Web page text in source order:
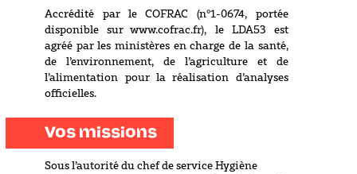
Accrédité par le COFRAC (n°1-0674, portée
disponible sur www.cofrac.fr), le LDA53 est
agréé par les ministères en charge de la santé,
de l’environnement, de l’agriculture et de
l’alimentation pour la réalisation d’analyses
officielles.
Vos missions
Sous l’autorité du chef de service Hygiène